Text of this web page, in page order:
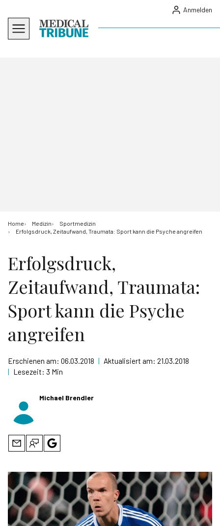
Anmelden
Home Medizin
Sportmedizin
Erfolgsdruck, Zeitaufwand, Traumata: Sport kann die Psyche angreifen
Erfolgsdruck,
Zeitaufwand, Traumata:
Sport kann die Psyche
angreifen
Erschienen am: 06.03.2018 | Aktualisiert am: 21.03.2018
| Lesezeit: 3 Min
Michael Brendler